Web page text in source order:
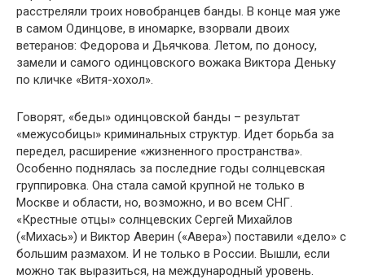
расстреляли троих новобранцев банды. В конце мая уже
в самом Одинцове, в иномарке, взорвали двоих
ветеранов: Федорова и Дьячкова. Летом, по доносу,
замели и самого одинцовского вожака Виктора Деньку
по кличке «Витя-хохол».
Говорят, «беды» одинцовской банды – результат
«межусобицы» криминальных структур. Идет борьба за
передел, расширение «жизненного пространства».
Особенно поднялась за последние годы солнцевская
группировка. Она стала самой крупной не только в
Москве и области, но, возможно, и во всем СНГ.
«Крестные отцы» солнцевских Сергей Михайлов
(«Михась») и Виктор Аверин («Авера») поставили «дело» с
большим размахом. И не только в России. Вышли, если
можно так выразиться, на международный уровень.